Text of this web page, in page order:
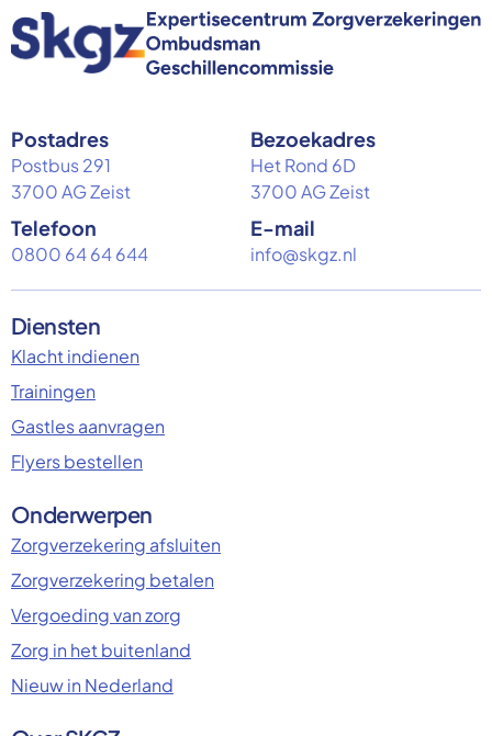
Postadres
Postbus 291
3700 AG Zeist
Bezoekadres
Het Rond 6D
3700 AG Zeist
Telefoon
0800 64 64 644
E-mail
info@skgz.nl
Diensten
Klacht indienen
Trainingen
Gastles aanvragen
Flyers bestellen
Onderwerpen
Zorgverzekering afsluiten
Zorgverzekering betalen
Vergoeding van zorg
Zorg in het buitenland
Nieuw in Nederland